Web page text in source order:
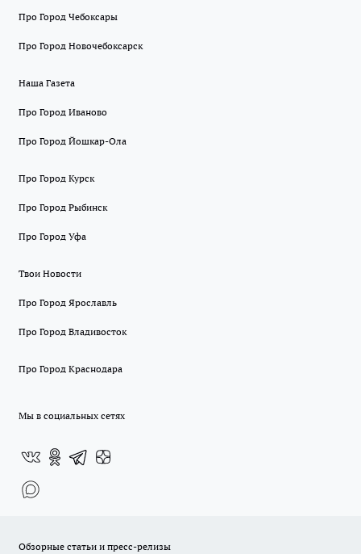
Про Город Чебоксары
Про Город Новочебоксарск
Наша Газета
Про Город Иваново
Про Город Йошкар-Ола
Про Город Курск
Про Город Рыбинск
Про Город Уфа
Твои Новости
Про Город Ярославль
Про Город Владивосток
Про Город Краснодара
Мы в социальных сетях
Обзорные статьи и пресс-релизы